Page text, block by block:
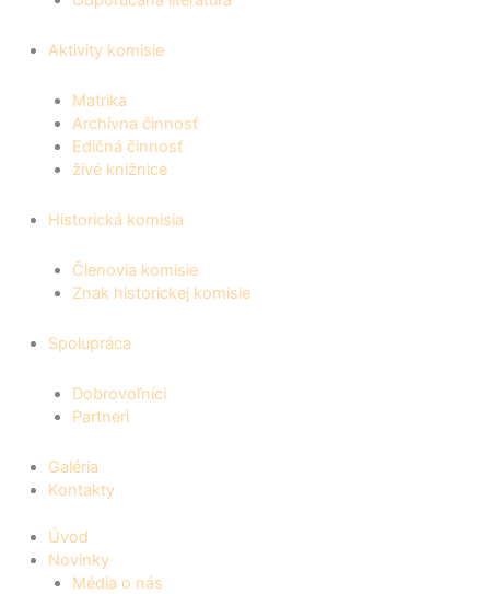
Aktivity komisie
Matrika
Archívna činnosť
Edičná činnosť
živé knižnice
Historická komisia
Členovia komisie
Znak historickej komisie
Spolupráca
Dobrovoľníci
Partneri
Galéria
Kontakty
Úvod
Novinky
Média o nás